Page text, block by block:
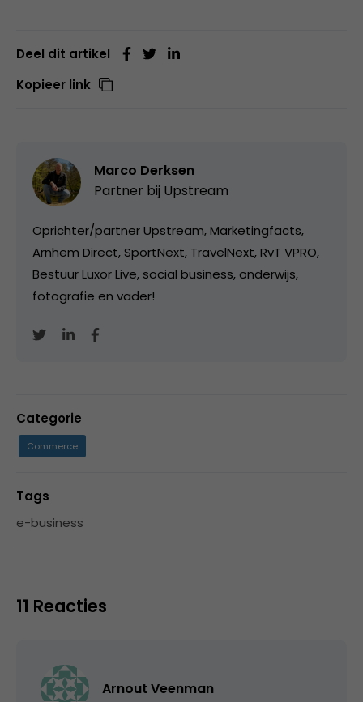
Deel dit artikel
Kopieer link
Marco Derksen
Partner bij Upstream
Oprichter/partner Upstream, Marketingfacts,
Arnhem Direct, SportNext, TravelNext, RvT VPRO,
Bestuur Luxor Live, social business, onderwijs,
fotografie en vader!
Categorie
Commerce
Tags
e-business
11 Reacties
Arnout Veenman